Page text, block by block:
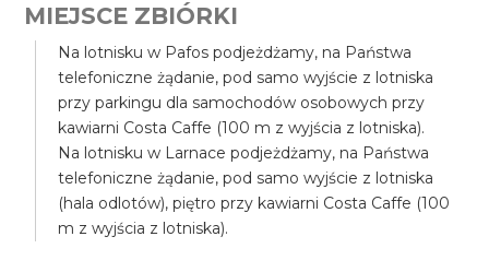
MIEJSCE ZBIÓRKI
Na lotnisku w Pafos podjeżdżamy, na Państwa
telefoniczne żądanie, pod samo wyjście z lotniska
przy parkingu dla samochodów osobowych przy
kawiarni Costa Caffe (100 m z wyjścia z lotniska).
Na lotnisku w Larnace podjeżdżamy, na Państwa
telefoniczne żądanie, pod samo wyjście z lotniska
(hala odlotów), piętro przy kawiarni Costa Caffe (100
m z wyjścia z lotniska).